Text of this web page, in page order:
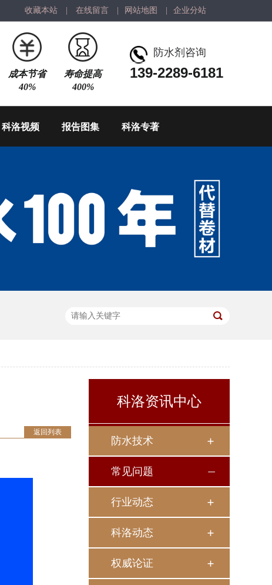
收藏本站 在线留言 网站地图 企业分站
防水剂咨询
139-2289-6181
成本节省
40%
寿命提高
400%
科洛视频 报告图集 科洛专著
返回列表
科洛资讯中心
防水技术
常见问题
行业动态
科洛动态
权威论证